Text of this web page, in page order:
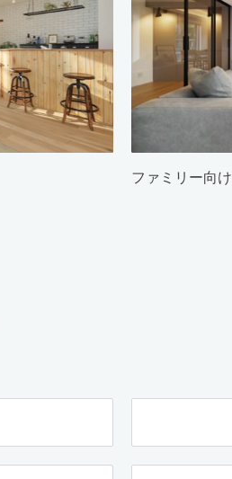
ファミリー向け